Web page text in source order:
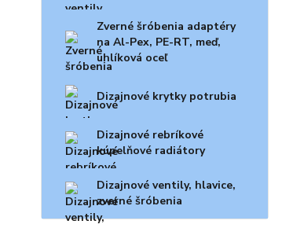
Zverné šróbenia adaptéry
na Al-Pex, PE-RT, meď,
uhlíková oceľ
Dizajnové krytky potrubia
Dizajnové rebríkové
kúpelňové radiátory
Dizajnové ventily, hlavice,
zverné šróbenia